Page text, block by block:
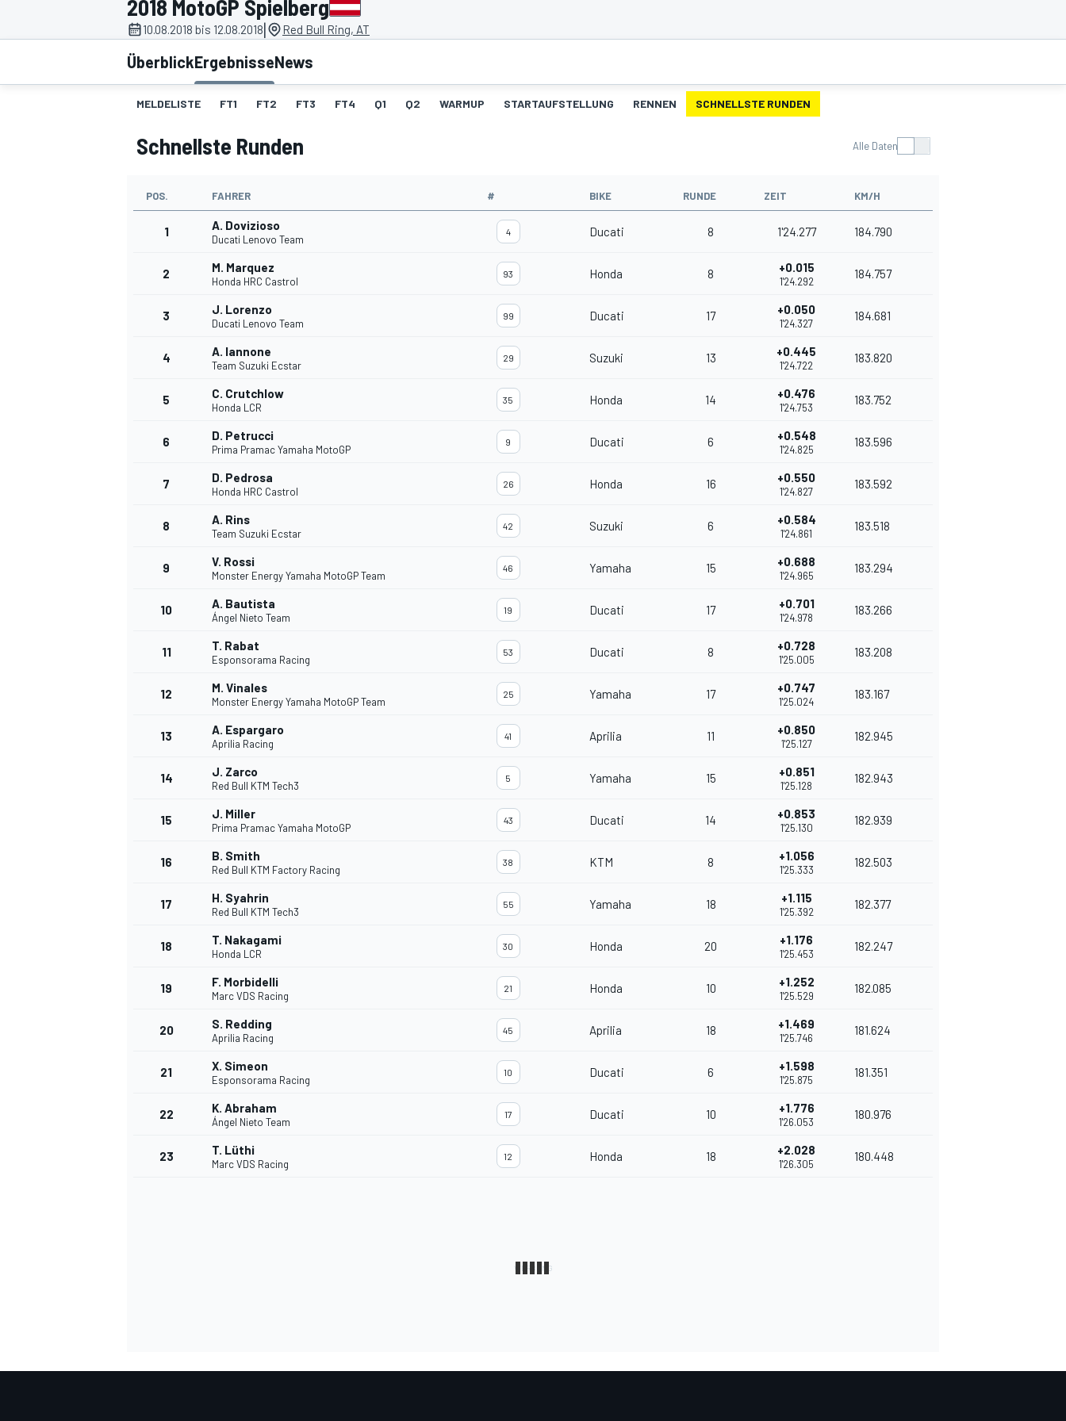
MOTOGP
2018 MotoGP Spielberg
10.08.2018 bis 12.08.2018| Red Bull Ring, AT
ÜberblickErgebnisseNews
MELDELISTE FT1 FT2 FT3 FT4 Q1 Q2 WARMUP STARTAUFSTELLUNG RENNEN SCHNELLSTE RUNDEN
Schnellste Runden Alle Daten
POS. FAHRER # BIKE RUNDE ZEIT KM/H
1 A. Dovizioso
Ducati Lenovo Team
4 Ducati 8 1'24.277 184.790
2 M. Marquez
Honda HRC Castrol
93 Honda 8 +0.015
1'24.292
184.757
3 J. Lorenzo
Ducati Lenovo Team
99 Ducati 17 +0.050
1'24.327
184.681
4 A. Iannone
Team Suzuki Ecstar
29 Suzuki 13 +0.445
1'24.722
183.820
5 C. Crutchlow
Honda LCR
35 Honda 14 +0.476
1'24.753
183.752
6 D. Petrucci
Prima Pramac Yamaha MotoGP
9 Ducati 6 +0.548
1'24.825
183.596
7 D. Pedrosa
Honda HRC Castrol
26 Honda 16 +0.550
1'24.827
183.592
8 A. Rins
Team Suzuki Ecstar
42 Suzuki 6 +0.584
1'24.861
183.518
9 V. Rossi
Monster Energy Yamaha MotoGP Team
46 Yamaha 15 +0.688
1'24.965
183.294
10 A. Bautista
Ángel Nieto Team
19 Ducati 17 +0.701
1'24.978
183.266
11 T. Rabat
Esponsorama Racing
53 Ducati 8 +0.728
1'25.005
183.208
12 M. Vinales
Monster Energy Yamaha MotoGP Team
25 Yamaha 17 +0.747
1'25.024
183.167
13 A. Espargaro
Aprilia Racing
41 Aprilia 11 +0.850
1'25.127
182.945
14 J. Zarco
Red Bull KTM Tech3
5 Yamaha 15 +0.851
1'25.128
182.943
15 J. Miller
Prima Pramac Yamaha MotoGP
43 Ducati 14 +0.853
1'25.130
182.939
16 B. Smith
Red Bull KTM Factory Racing
38 KTM 8 +1.056
1'25.333
182.503
17 H. Syahrin
Red Bull KTM Tech3
55 Yamaha 18 +1.115
1'25.392
182.377
18 T. Nakagami
Honda LCR
30 Honda 20 +1.176
1'25.453
182.247
19 F. Morbidelli
Marc VDS Racing
21 Honda 10 +1.252
1'25.529
182.085
20 S. Redding
Aprilia Racing
45 Aprilia 18 +1.469
1'25.746
181.624
21 X. Simeon
Esponsorama Racing
10 Ducati 6 +1.598
1'25.875
181.351
22 K. Abraham
Ángel Nieto Team
17 Ducati 10 +1.776
1'26.053
180.976
23 T. Lüthi
Marc VDS Racing
12 Honda 18 +2.028
1'26.305
180.448